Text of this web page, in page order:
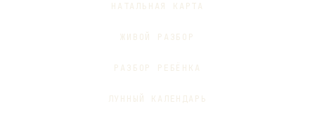
НАТАЛЬНАЯ КАРТА
ЖИВОЙ РАЗБОР
РАЗБОР РЕБЁНКА
ЛУННЫЙ КАЛЕНДАРЬ